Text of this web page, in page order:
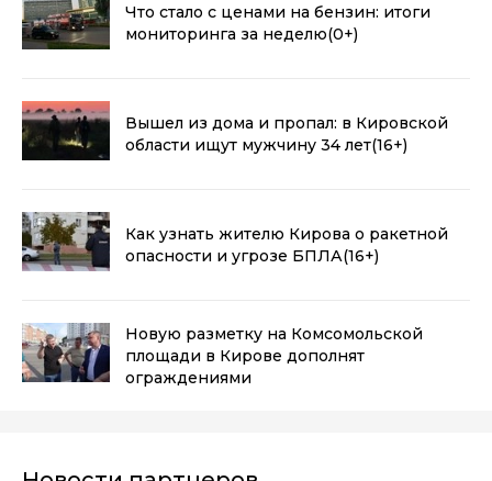
Что стало с ценами на бензин: итоги
мониторинга за неделю(0+)
Вышел из дома и пропал: в Кировской
области ищут мужчину 34 лет(16+)
Как узнать жителю Кирова о ракетной
опасности и угрозе БПЛА(16+)
Новую разметку на Комсомольской
площади в Кирове дополнят
ограждениями